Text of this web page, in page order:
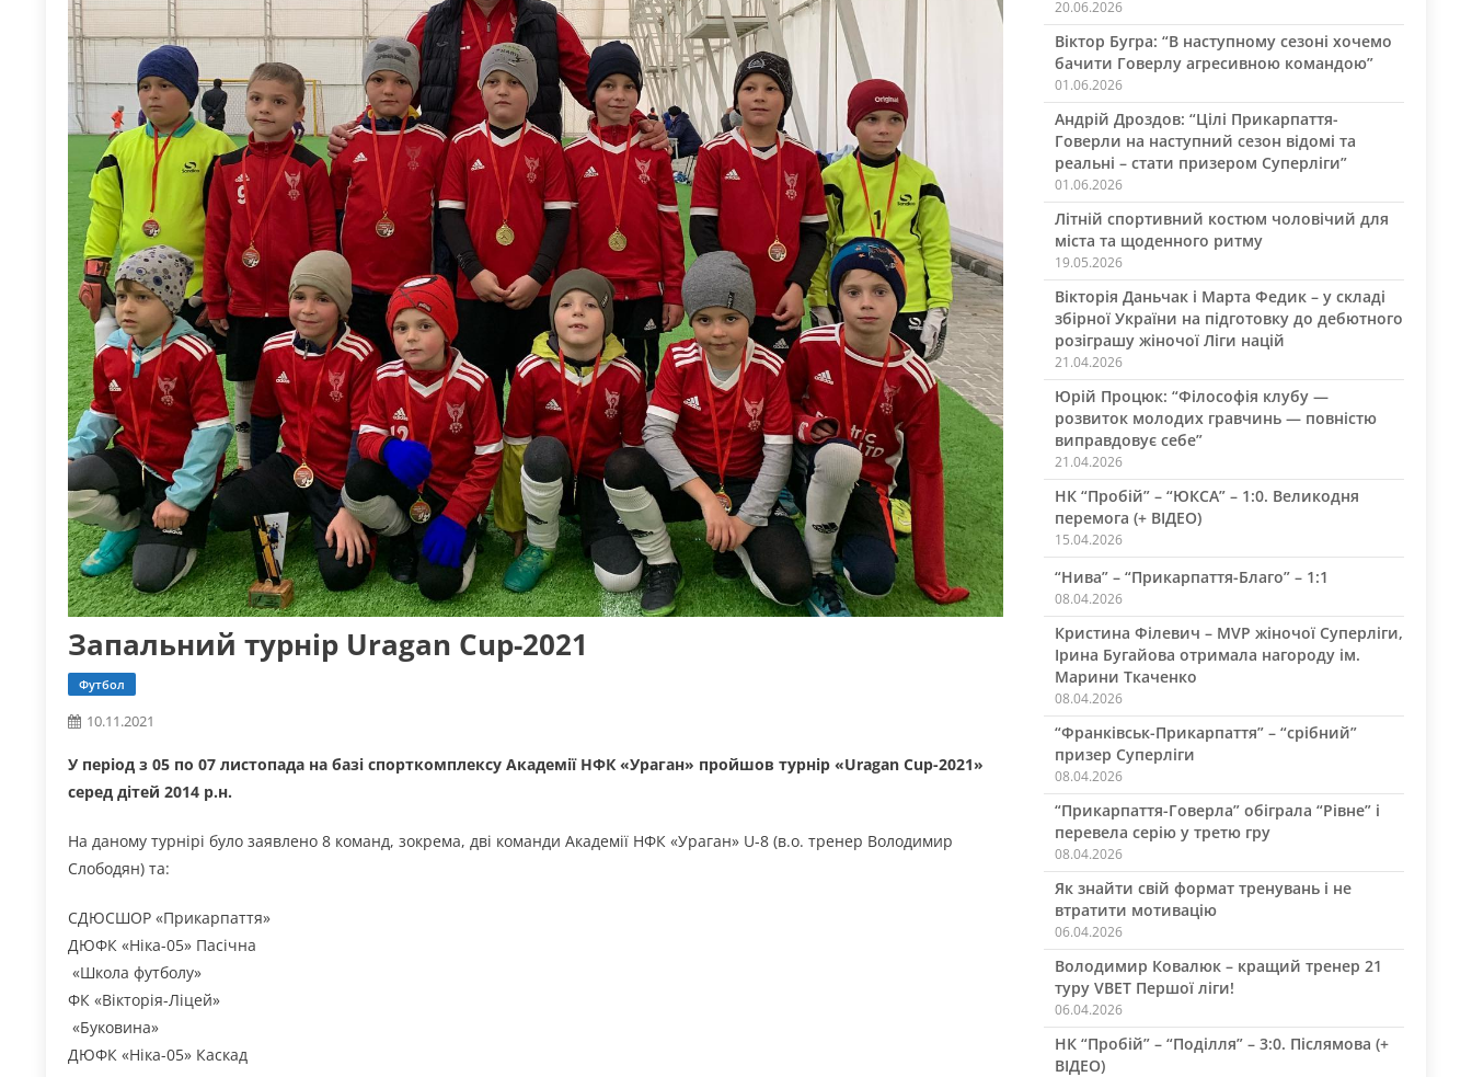
Запальний турнір Uragan Cup-2021
Футбол
10.11.2021
У період з 05 по 07 листопада на базі спорткомплексу Академії НФК «Ураган» пройшов турнір «Uragan Cup-2021»
серед дітей 2014 р.н.
На даному турнірі було заявлено 8 команд, зокрема, дві команди Академії НФК «Ураган» U-8 (в.о. тренер Володимир
Слободян) та:
СДЮСШОР «Прикарпаття»
ДЮФК «Ніка-05» Пасічна
«Школа футболу»
ФК «Вікторія-Ліцей»
«Буковина»
ДЮФК «Ніка-05» Каскад
20.06.2026
Віктор Бугра: “В наступному сезоні хочемо
бачити Говерлу агресивною командою”
01.06.2026
Андрій Дроздов: “Цілі Прикарпаття-
Говерли на наступний сезон відомі та
реальні – стати призером Суперліги”
01.06.2026
Літній спортивний костюм чоловічий для
міста та щоденного ритму
19.05.2026
Вікторія Даньчак і Марта Федик – у складі
збірної України на підготовку до дебютного
розіграшу жіночої Ліги націй
21.04.2026
Юрій Процюк: “Філософія клубу —
розвиток молодих гравчинь — повністю
виправдовує себе”
21.04.2026
НК “Пробій” – “ЮКСА” – 1:0. Великодня
перемога (+ ВІДЕО)
15.04.2026
“Нива” – “Прикарпаття-Благо” – 1:1
08.04.2026
Кристина Філевич – MVP жіночої Суперліги,
Ірина Бугайова отримала нагороду ім.
Марини Ткаченко
08.04.2026
“Франківськ-Прикарпаття” – “срібний”
призер Суперліги
08.04.2026
“Прикарпаття-Говерла” обіграла “Рівне” і
перевела серію у третю гру
08.04.2026
Як знайти свій формат тренувань і не
втратити мотивацію
06.04.2026
Володимир Ковалюк – кращий тренер 21
туру VBET Першої ліги!
06.04.2026
НК “Пробій” – “Поділля” – 3:0. Післямова (+
ВІДЕО)